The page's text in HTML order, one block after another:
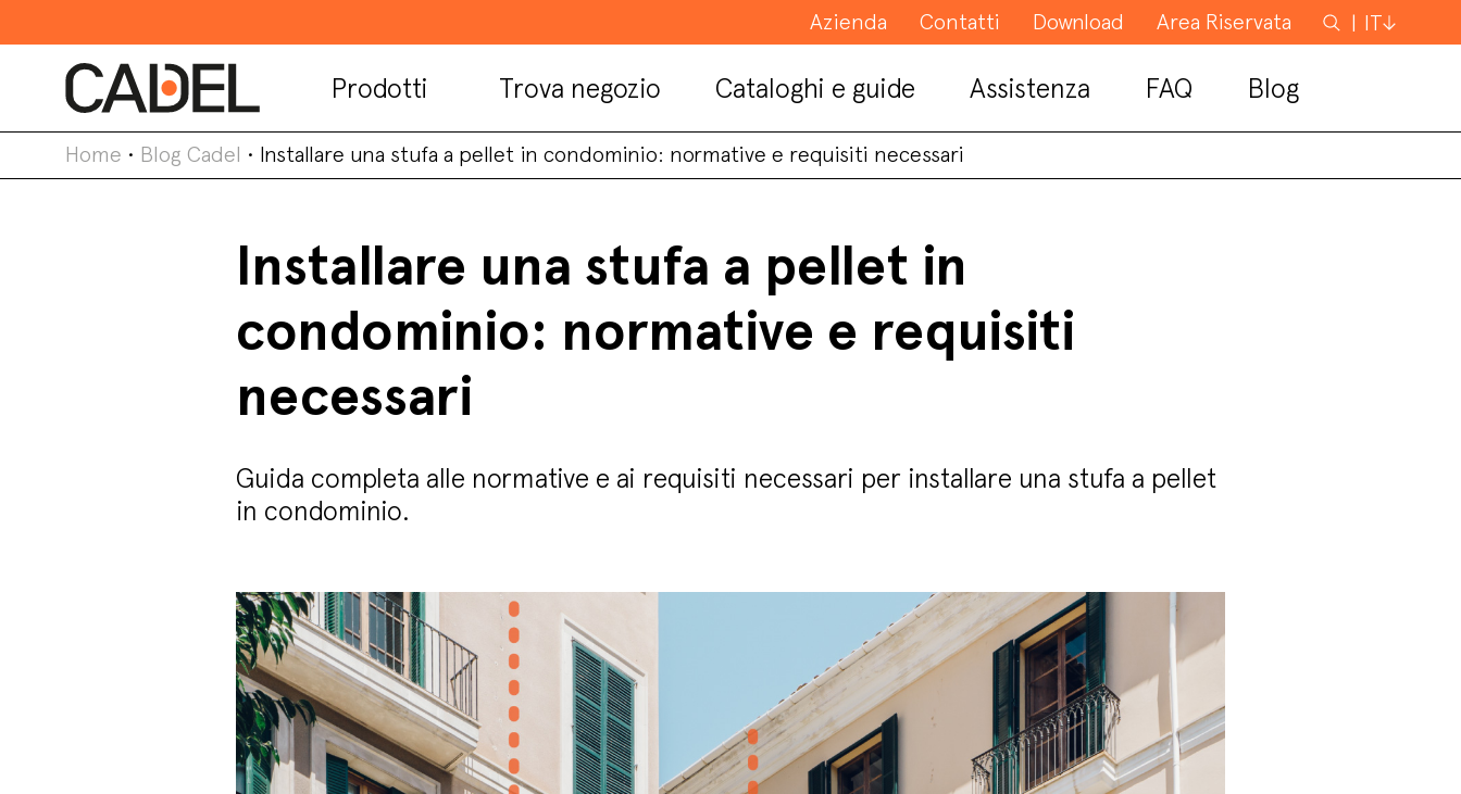
Azienda Contatti Download Area Riservata Cerca
IT
Prodotti Trova negozio Cataloghi e guide Assistenza FAQ Blog
Home • Blog Cadel • Installare una stufa a pellet in condominio: normative e requisiti necessari
Installare una stufa a pellet in
condominio: normative e requisiti
necessari
Guida completa alle normative e ai requisiti necessari per installare una stufa a pellet
in condominio.